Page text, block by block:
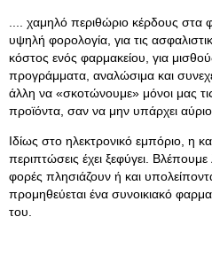
.... χαμηλό περιθώριο κέρδους στα
υψηλή φορολογία, για τις
κόστος ενός φαρμακείου, για
προγράμματα, αναλώσιμα και
άλλη να «σκοτώνουμε» μόνοι μας
προϊόντα, σαν να μην υπάρχει αύριο.
Ιδίως στο ηλεκτρονικό εμπόριο, η
περιπτώσεις έχει ξεφύγει. Βλέπουμε
φορές πλησιάζουν ή και
προμηθεύεται ένα συνοικιακό
του.